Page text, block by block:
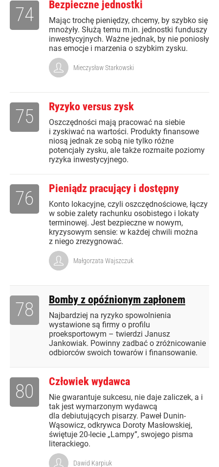
Bezpieczne jednostki
Mając trochę pieniędzy, chcemy, by szybko się
mnożyły. Służą temu m.in. jednostki funduszy
inwestycyjnych. Ważne jednak, by nie poniosły
nas emocje i marzenia o szybkim zysku.
74
Mieczysław Starkowski
Ryzyko versus zysk
Oszczędności mają pracować na siebie
i zyskiwać na wartości. Produkty finansowe
niosą jednak ze sobą nie tylko różne
potencjały zysku, ale także rozmaite poziomy
ryzyka inwestycyjnego.
75
Pieniądz pracujący i dostępny
Konto lokacyjne, czyli oszczędnościowe, łączy
w sobie zalety rachunku osobistego i lokaty
terminowej. Jest bezpieczne w nowym,
kryzysowym sensie: w każdej chwili można
z niego zrezygnować.
76
Małgorzata Wajszczuk
Bomby z opóźnionym zapłonem
Najbardziej na ryzyko spowolnienia
wystawione są firmy o profilu
proeksportowym – twierdzi Janusz
Jankowiak. Powinny zadbać o zróżnicowanie
odbiorców swoich towarów i finansowanie.
78
Człowiek wydawca
Nie gwarantuje sukcesu, nie daje zaliczek, a i
tak jest wymarzonym wydawcą
dla debiutujących pisarzy. Paweł Dunin-
Wąsowicz, odkrywca Doroty Masłowskiej,
świętuje 20-lecie „Lampy”, swojego pisma
literackiego.
80
Dawid Karpiuk